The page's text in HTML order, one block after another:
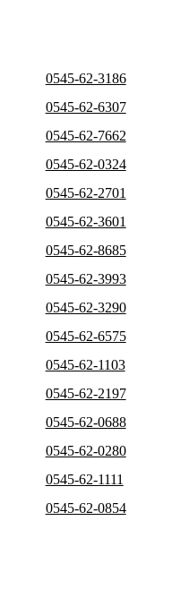
0545-62-3186
0545-62-6307
0545-62-7662
0545-62-0324
0545-62-2701
0545-62-3601
0545-62-8685
0545-62-3993
0545-62-3290
0545-62-6575
0545-62-1103
0545-62-2197
0545-62-0688
0545-62-0280
0545-62-1111
0545-62-0854